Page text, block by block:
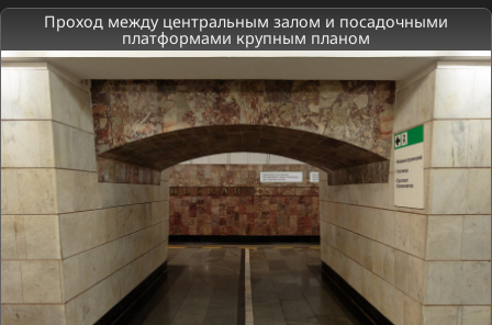
Проход между центральным залом и посадочными
платформами крупным планом